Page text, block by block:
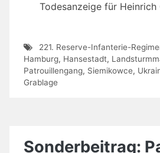
Todesanzeige für
221. Reserve-Infanterie-
Hamburg, Hansestadt,
Patrouillengang, Siemikowce,
Grablage
Sonderbeitrag: